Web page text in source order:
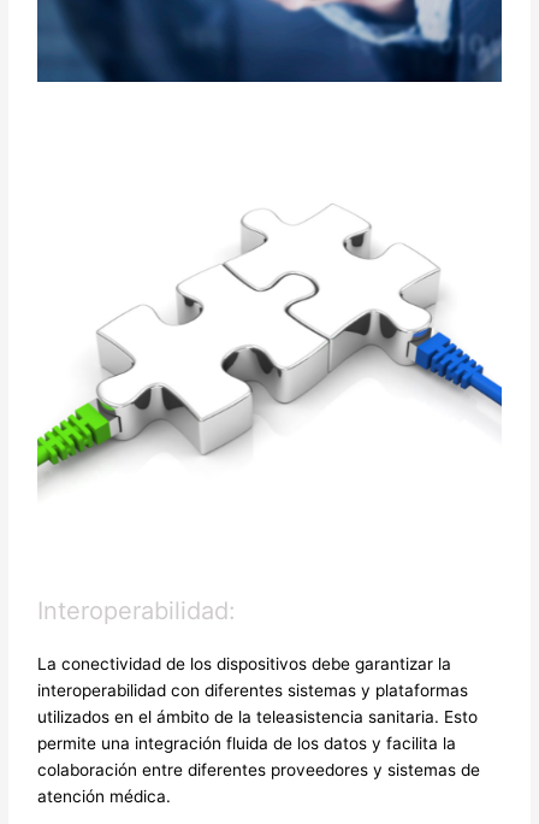
Interoperabilidad:
La conectividad de los dispositivos debe garantizar la
interoperabilidad con diferentes sistemas y plataformas
utilizados en el ámbito de la teleasistencia sanitaria. Esto
permite una integración fluida de los datos y facilita la
colaboración entre diferentes proveedores y sistemas de
atención médica.